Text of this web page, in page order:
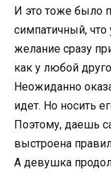
И это тоже было
симпатичный,
желание сразу
как у любой
Неожиданно
идет. Но носить
Поэтому, даешь
выстроена
А девушка